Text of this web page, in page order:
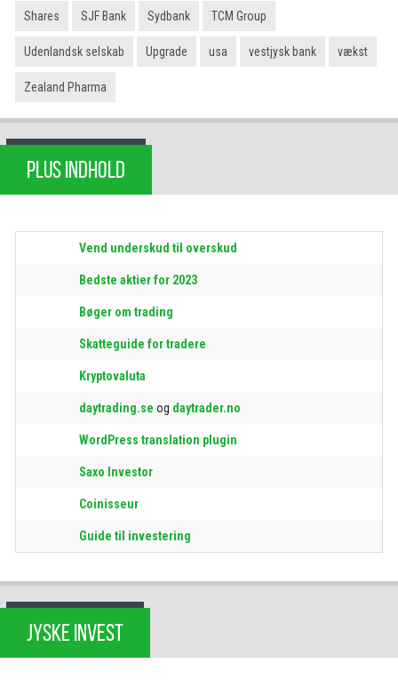
Shares SJF Bank Sydbank TCM Group
Udenlandsk selskab Upgrade usa vestjysk bank vækst
Zealand Pharma
PLUS INDHOLD
Vend underskud til overskud
Bedste aktier for 2023
Bøger om trading
Skatteguide for tradere
Kryptovaluta
daytrading.se og daytrader.no
WordPress translation plugin
Saxo Investor
Coinisseur
Guide til investering
JYSKE INVEST